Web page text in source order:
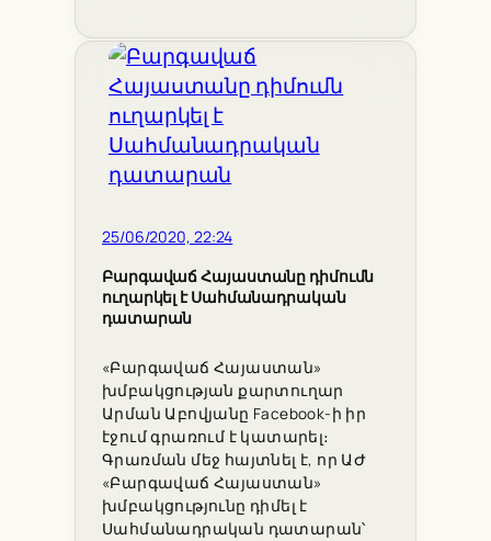
25/06/2020, 22:24
Բարգավաճ Հայաստանը դիմումն
ուղարկել է Սահմանադրական
դատարան
«Բարգավաճ Հայաստան»
խմբակցության քարտուղար
Արման Աբովյանը Facebook-ի իր
էջում գրառում է կատարել։
Գրառման մեջ հայտնել է, որ ԱԺ
«Բարգավաճ Հայաստան»
խմբակցությունը դիմել է
Սահմանադրական դատարան՝